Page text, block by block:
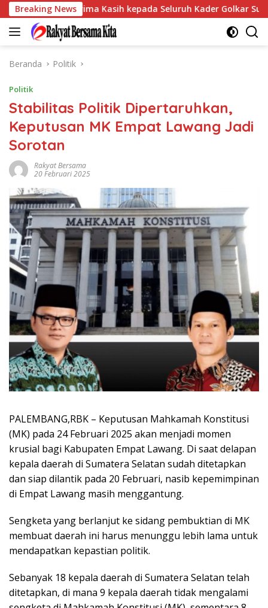
Langsung
ke
konten
Breaking News
Terima Kasih kepada Seluruh Kader Golkar Sumsel
Beranda Politik
Politik
Stabilitas Politik Dipertaruhkan,
Keputusan MK Empat Lawang Jadi
Sorotan
Rakyat Bersama
20 Februari 2025
PALEMBANG,RBK – Keputusan Mahkamah Konstitusi
(MK) pada 24 Februari 2025 akan menjadi momen
krusial bagi Kabupaten Empat Lawang. Di saat delapan
kepala daerah di Sumatera Selatan sudah ditetapkan
dan siap dilantik pada 20 Februari, nasib kepemimpinan
di Empat Lawang masih menggantung.
Sengketa yang berlanjut ke sidang pembuktian di MK
membuat daerah ini harus menunggu lebih lama untuk
mendapatkan kepastian politik.
Sebanyak 18 kepala daerah di Sumatera Selatan telah
ditetapkan, di mana 9 kepala daerah tidak mengalami